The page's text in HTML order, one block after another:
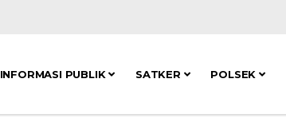
INFORMASI PUBLIK SATKER POLSEK